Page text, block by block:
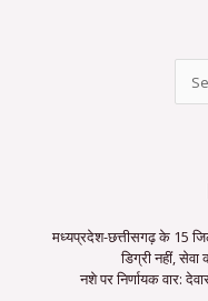
मध्यप्रदेश-छत्तीसगढ़ के 15
डिग्री नहीं,
नशे पर निर्णायक वार: